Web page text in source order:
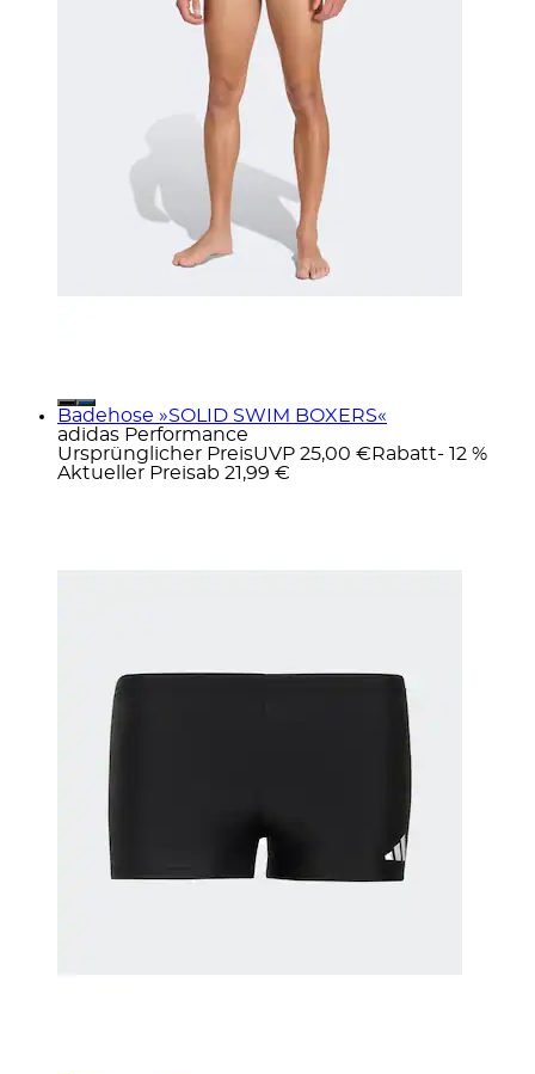
Badehose »SOLID SWIM BOXERS«
adidas Performance
Ursprünglicher PreisUVP 25,00 € Rabatt- 12 %
Aktueller Preisab 21,99 €